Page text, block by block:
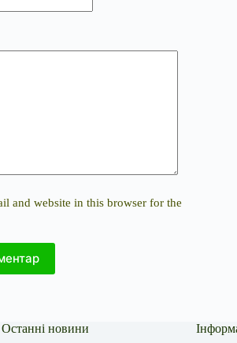
and website in this browser for the
Останні новини